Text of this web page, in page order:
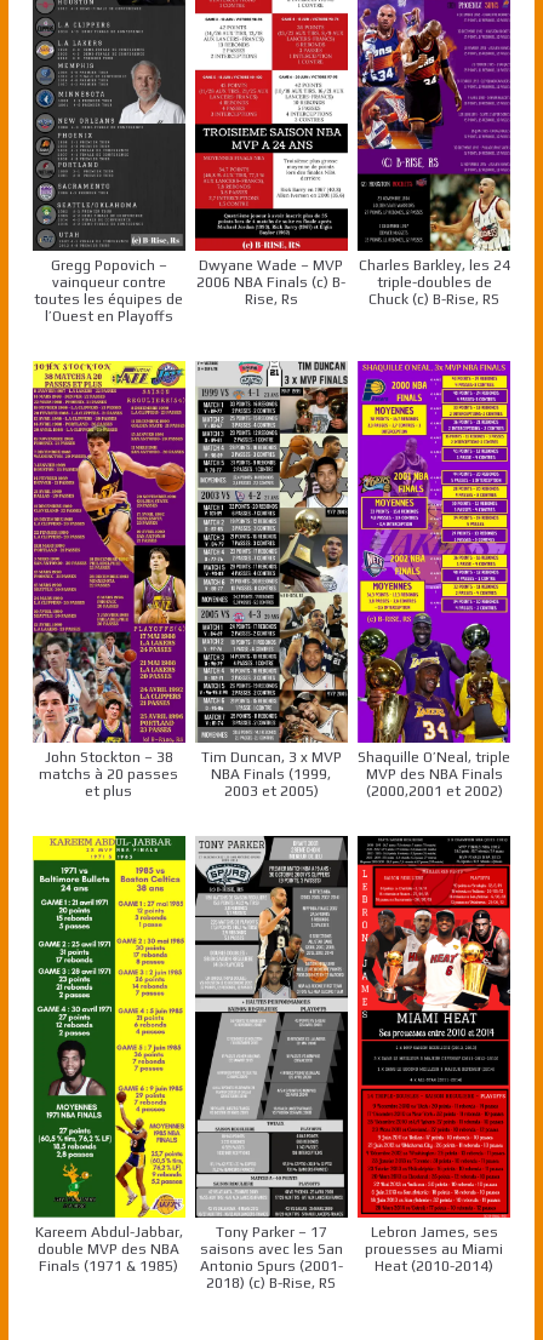
Gregg Popovich –
vainqueur contre
toutes les équipes de
l’Ouest en Playoffs
Dwyane Wade – MVP
2006 NBA Finals (c) B-
Rise, Rs
Charles Barkley, les 24
triple-doubles de
Chuck (c) B-Rise, RS
John Stockton – 38
matchs à 20 passes
et plus
Tim Duncan, 3 x MVP
NBA Finals (1999,
2003 et 2005)
Shaquille O’Neal, triple
MVP des NBA Finals
(2000,2001 et 2002)
Kareem Abdul-Jabbar,
double MVP des NBA
Finals (1971 & 1985)
Tony Parker – 17
saisons avec les San
Antonio Spurs (2001-
2018) (c) B-Rise, RS
Lebron James, ses
prouesses au Miami
Heat (2010-2014)